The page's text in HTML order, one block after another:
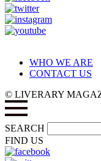
WHO WE ARE
CONTACT US
© LIVERARY
SEARCH
FIND US